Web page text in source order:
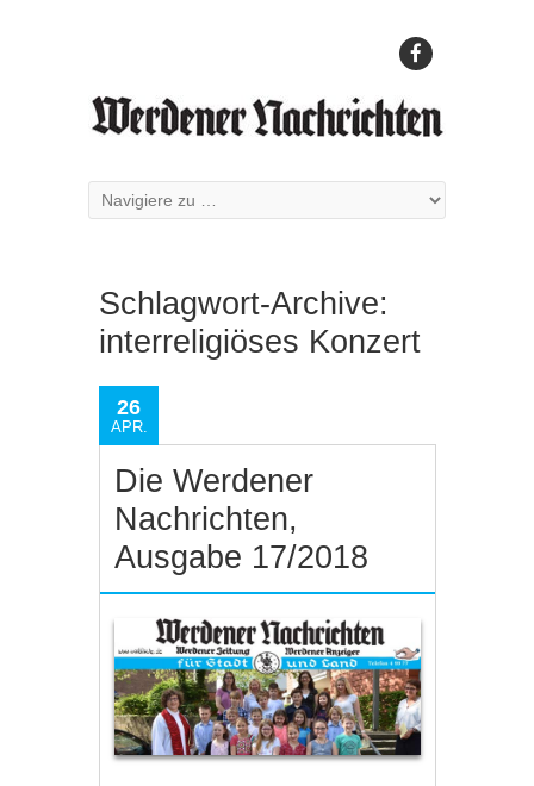
Schlagwort-Archive:
interreligiöses Konzert
26
APR.
Die Werdener
Nachrichten,
Ausgabe 17/2018